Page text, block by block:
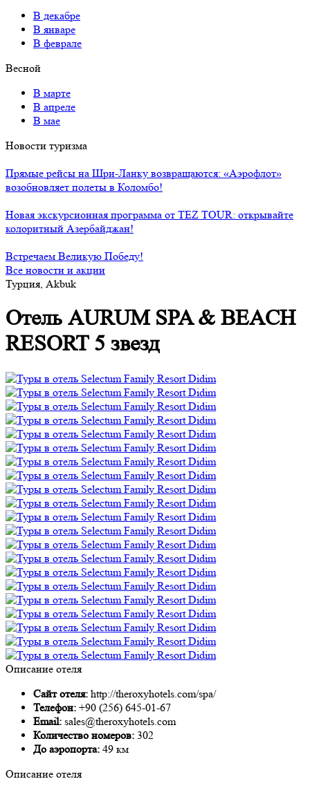
В декабре
В январе
В феврале
Весной
В марте
В апреле
В мае
Новости туризма
Прямые рейсы на Шри-Ланку возвращаются: «Аэрофлот»
возобновляет полеты в Коломбо!
Новая экскурсионная программа от TEZ TOUR: открывайте
колоритный Азербайджан!
Встречаем Великую Победу!
Все новости и акции
Турция, Akbuk
Отель AURUM SPA & BEACH
RESORT 5 звезд
Описание отеля
Сайт отеля: http://theroxyhotels.com/spa/
Телефон: +90 (256) 645-01-67
Email: sales@theroxyhotels.com
Количество номеров: 302
До аэропорта: 49 км
Описание отеля